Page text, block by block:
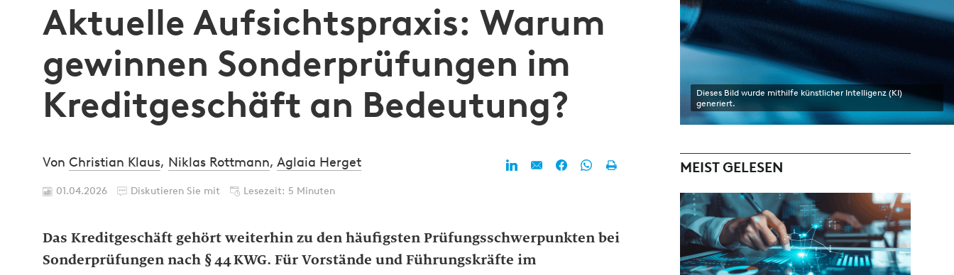
Aktuelle Aufsichtspraxis: Warum
gewinnen Sonderprüfungen im
Kreditgeschäft an Bedeutung?
Dieses Bild wurde mithilfe künstlicher Intelligenz (KI)
generiert.
Von Christian Klaus, Niklas Rottmann, Aglaia Herget
01.04.2026 Diskutieren Sie mit Lesezeit: 5 Minuten
Das Kreditgeschäft gehört weiterhin zu den häufigsten Prüfungsschwerpunkten bei
Sonderprüfungen nach § 44 KWG. Für Vorstände und Führungskräfte im
MEIST GELESEN